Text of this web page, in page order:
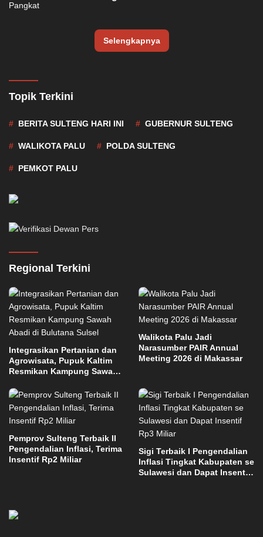
Selengkapnya
Topik Terkini
BERITA SULTENG HARI INI GUBERNUR SULTENG
WALIKOTA PALU POLDA SULTENG
PEMKOT PALU
Regional Terkini
Integrasikan Pertanian dan
Agrowisata, Pupuk Kaltim
Resmikan Kampung Sawah
Walikota Palu Jadi
Narasumber PAIR Annual
Meeting 2026 di Makassar
Pemprov Sulteng Terbaik II
Pengendalian Inflasi, Terima
Insentif Rp2 Miliar
Sigi Terbaik I Pengendalian
Inflasi Tingkat Kabupaten se
Sulawesi dan Dapat Insentif